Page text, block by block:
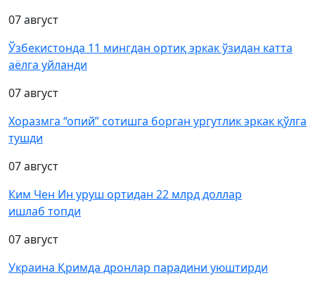
07 август
Ўзбекистонда 11 мингдан ортиқ эркак ўзидан катта
аёлга уйланди
07 август
Хоразмга “опий” сотишга борган ургутлик эркак қўлга
тушди
07 август
Ким Чен Ин уруш ортидан 22 млрд доллар
ишлаб топди
07 август
Украина Қримда дронлар парадини уюштирди